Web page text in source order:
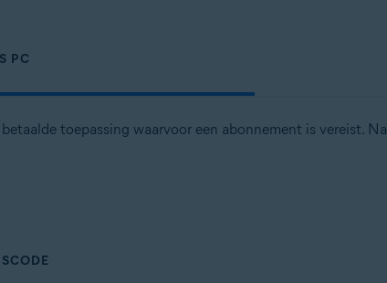
PC
toepassing waarvoor een abonnement is vereist. Na